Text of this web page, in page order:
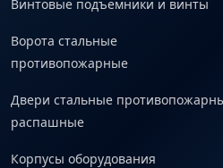
Винтовые подъемники и винты
Ворота стальные
противопожарные
Двери стальные
распашные
Корпусы оборудования